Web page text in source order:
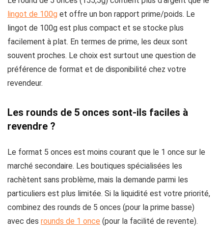
lingot de 100g et offre un bon rapport prime/poids. Le
lingot de 100g est plus compact et se stocke plus
facilement à plat. En termes de prime, les deux sont
souvent proches. Le choix est surtout une question de
préférence de format et de disponibilité chez votre
revendeur.
Les rounds de 5 onces sont-ils faciles à
revendre ?
Le format 5 onces est moins courant que le 1 once sur le
marché secondaire. Les boutiques spécialisées les
rachètent sans problème, mais la demande parmi les
particuliers est plus limitée. Si la liquidité est votre priorité,
combinez des rounds de 5 onces (pour la prime basse)
avec des rounds de 1 once (pour la facilité de revente).